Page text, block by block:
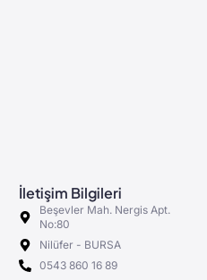
İletişim Bilgileri
Beşevler Mah. Nergis Apt.
No:80
Nilüfer - BURSA
0543 860 16 89